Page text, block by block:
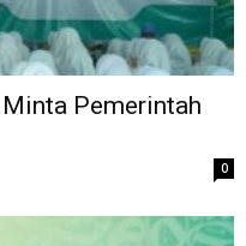
Pemerintah
0